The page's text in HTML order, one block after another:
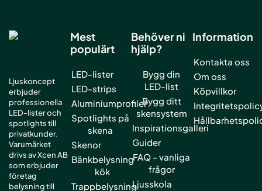
Ljuskoncept
erbjuder
professionella
LED-lister och
spotlights till
privatkunder.
Varumärket
drivs av Xcen AB
som erbjuder
företag
belysning till
Mest
populärt
LED-lister
LED-strips
Aluminiumprofiler
Spotlights på
skena
Skenor
Bänkbelysning
kök
Trappbelysning
Behöver ni
hjälp?
Bygg din
LED-list
Bygg ditt
skensystem
Inspirationsgalleri
Guider
FAQ - vanliga
frågor
Ljusskola
Information
Kontakta oss
Om oss
Köpvillkor